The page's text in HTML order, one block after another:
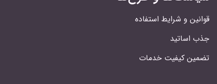
قوانین و شرایط استفاده
جذب اساتید
تضمین کیفیت خدمات